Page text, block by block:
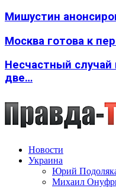
Мишустин
Москва готова к
Несчастный случай
две…
Новости
Украина
Юрий
Михаил